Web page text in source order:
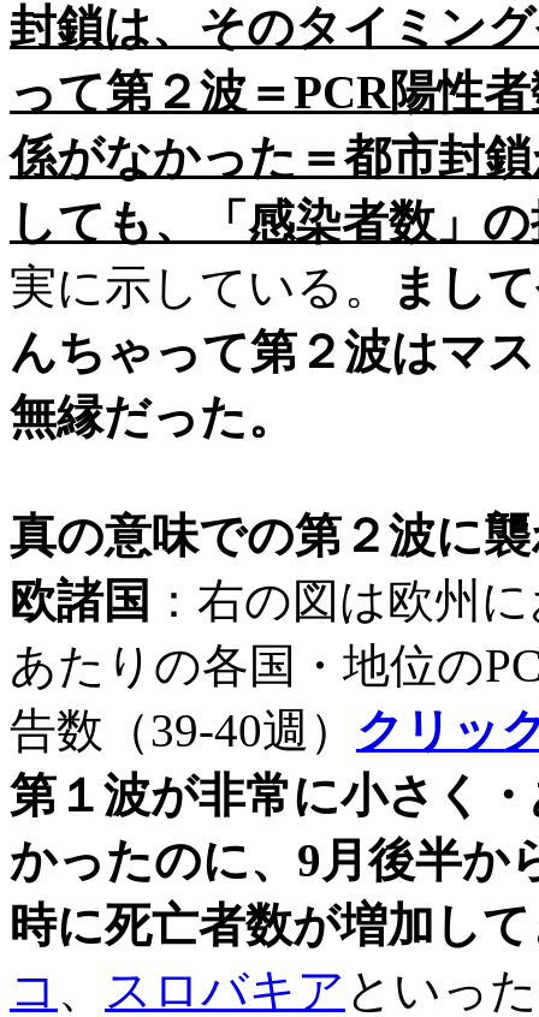
封鎖は、そのタイミン
って第２波＝PCR陽性
係がなかった＝都市封
しても、「感染者数」
実に示している。
まし
んちゃって第２波はマ
無縁だった。
真の意味での第２波に
欧諸国 ：右の図は欧州
あたりの各国・地位の
告数（39-40週） クリッ
第１波が非常に小さく
かったのに、9月後半か
時に死亡者数が増加し
コ 、 スロバキア といっ